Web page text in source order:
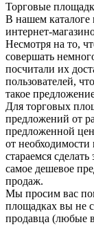
Торговые
В нашем каталоге
интернет-
Несмотря на то,
совершать
посчитали их
пользователей,
такое
Для торговых
предложений от
предложенной
от
стараемся
самое дешевое
продаж.
Мы просим вас
площадках вы не
продавца (любые